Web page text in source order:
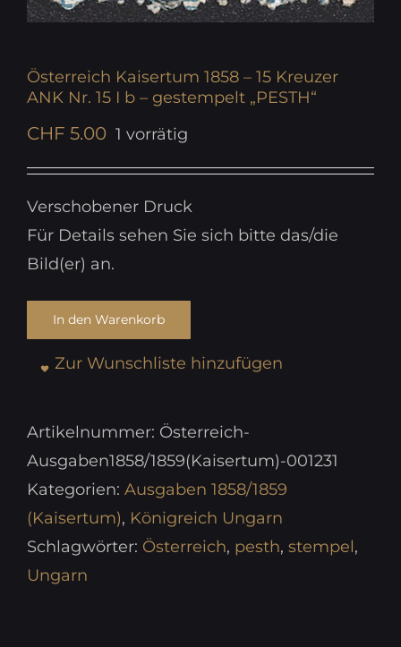
Österreich Kaisertum 1858 – 15 Kreuzer
ANK Nr. 15 I b – gestempelt „PESTH“
CHF 5.00 1 vorrätig
Verschobener Druck
Für Details sehen Sie sich bitte das/die
Bild(er) an.
In den Warenkorb
Zur Wunschliste hinzufügen
Artikelnummer: Österreich-
Ausgaben1858/1859(Kaisertum)-001231
Kategorien: Ausgaben 1858/1859
(Kaisertum), Königreich Ungarn
Schlagwörter: Österreich, pesth, stempel,
Ungarn